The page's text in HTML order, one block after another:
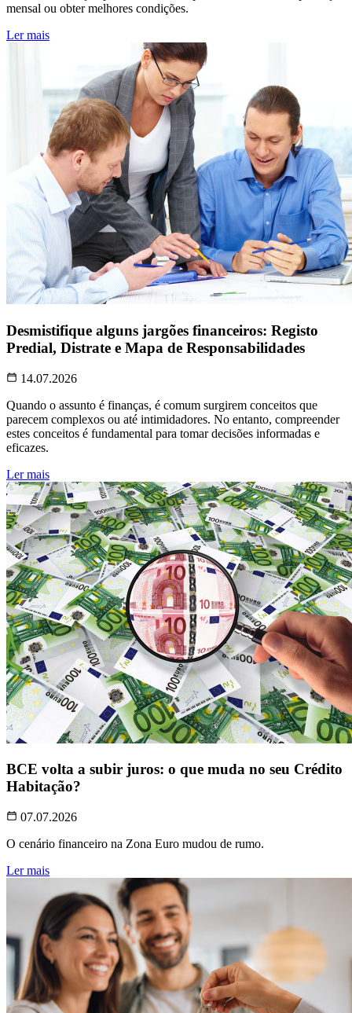
mensal ou obter melhores condições.
Ler mais
Desmistifique alguns jargões financeiros: Registo
Predial, Distrate e Mapa de Responsabilidades
14.07.2026
Quando o assunto é finanças, é comum surgirem conceitos que
parecem complexos ou até intimidadores. No entanto, compreender
estes conceitos é fundamental para tomar decisões informadas e
eficazes.
Ler mais
BCE volta a subir juros: o que muda no seu Crédito
Habitação?
07.07.2026
O cenário financeiro na Zona Euro mudou de rumo.
Ler mais